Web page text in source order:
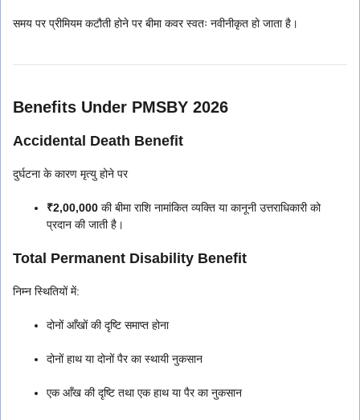
समय पर प्रीमियम कटौती होने पर बीमा कवर स्वतः नवीनीकृत हो जाता है।
Benefits Under PMSBY 2026
Accidental Death Benefit
दुर्घटना के कारण मृत्यु होने पर
₹2,00,000 की बीमा राशि नामांकित व्यक्ति या कानूनी उत्तराधिकारी को
प्रदान की जाती है।
Total Permanent Disability Benefit
निम्न स्थितियों में:
दोनों आँखों की दृष्टि समाप्त होना
दोनों हाथ या दोनों पैर का स्थायी नुकसान
एक आँख की दृष्टि तथा एक हाथ या पैर का नुकसान